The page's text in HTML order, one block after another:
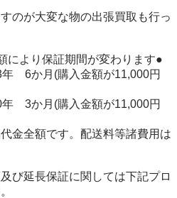
のが大変な物の出張買取も行っ
により保証期間が変わります●
　6か月(購入金額が11,000円
　3か月(購入金額が11,000円
金全額です。配送料等諸費用は
び延長保証に関しては下記プロ